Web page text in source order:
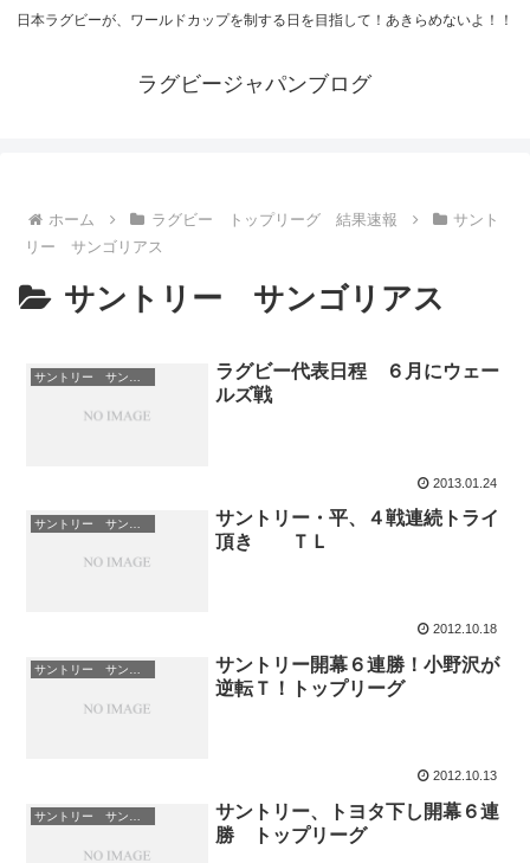
日本ラグビーが、ワールドカップを制する日を目指して！あきらめないよ！！
ラグビージャパンブログ
ホーム ラグビー トップリーグ 結果速報
サント
リー サンゴリアス
サントリー サンゴリアス
ラグビー代表日程 ６月にウェー
ルズ戦
2013.01.24
サントリー・平、４戦連続トライ
頂き ＴＬ
2012.10.18
サントリー サンゴリアス
サントリー開幕６連勝！小野沢が
逆転Ｔ！トップリーグ
2012.10.13
サントリー、トヨタ下し開幕６連
勝 トップリーグ